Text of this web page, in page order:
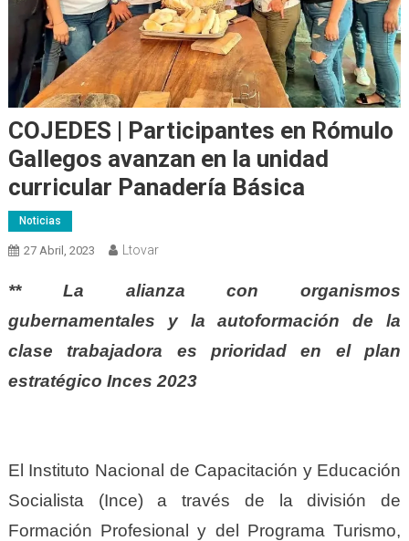
COJEDES | Participantes en Rómulo
Gallegos avanzan en la unidad
curricular Panadería Básica
Noticias
27 Abril, 2023 Ltovar
** La alianza con organismos
gubernamentales y la autoformación de la
clase trabajadora es prioridad en el plan
estratégico Inces 2023
El Instituto Nacional de Capacitación y Educación
Socialista (Ince) a través de la división de
Formación Profesional y del Programa Turismo,